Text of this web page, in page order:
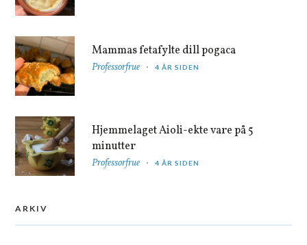
Mammas fetafylte dill pogaca
Professorfrue 4 ÅR SIDEN
Hjemmelaget Aioli-ekte vare på 5
minutter
Professorfrue 4 ÅR SIDEN
ARKIV